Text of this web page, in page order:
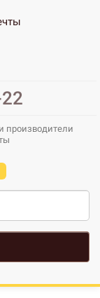
производители